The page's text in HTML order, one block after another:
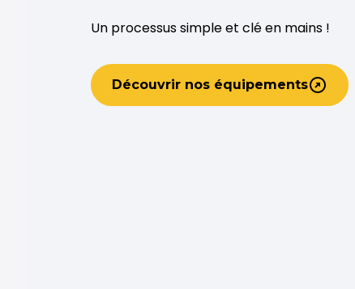
Un processus simple et clé en mains !
Découvrir nos équipements